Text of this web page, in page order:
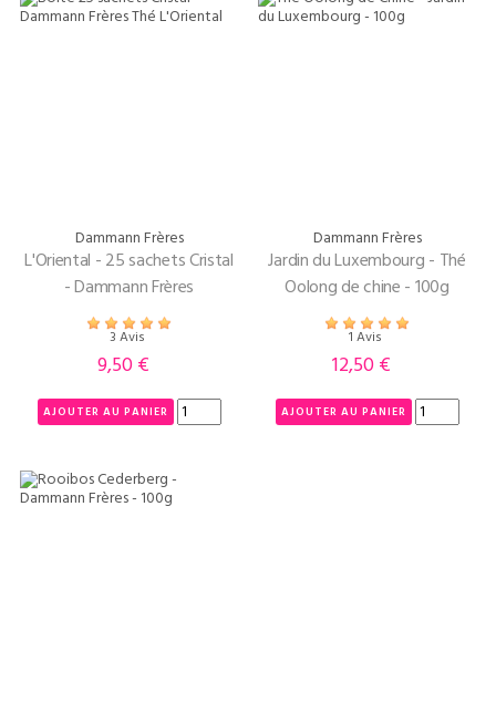
Dammann Frères
L'Oriental - 25 sachets Cristal
- Dammann Frères
3 Avis
Prix
9,50 €
AJOUTER AU PANIER
Dammann Frères
Jardin du Luxembourg - Thé
Oolong de chine - 100g
1 Avis
Prix
12,50 €
AJOUTER AU PANIER